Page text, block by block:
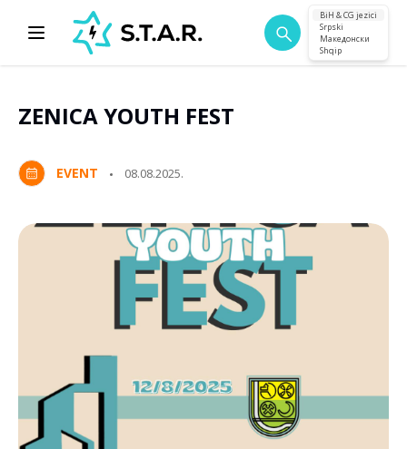
BiH & CG jezici
Srpski
Македонски
Shqip
ZENICA YOUTH FEST
EVENT 08.08.2025.